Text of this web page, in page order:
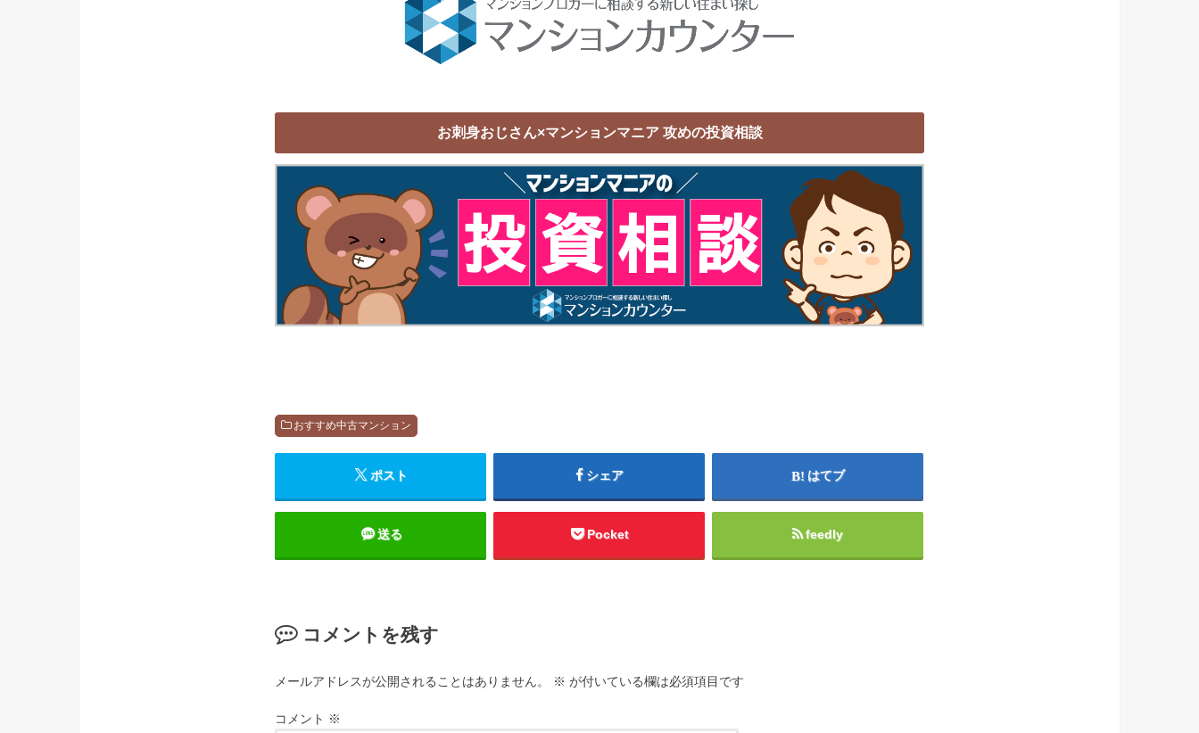
お刺身おじさん×マンションマニア 攻めの投資相談
おすすめ中古マンション
ポスト シェア はてブ
送る Pocket feedly
コメントを残す
メールアドレスが公開されることはありません。 ※ が付いている欄は必須項目です
コメント ※